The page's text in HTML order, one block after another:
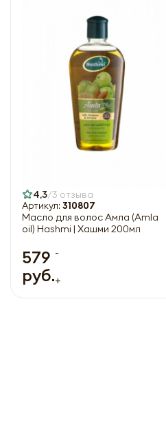
4,3 3 отзыва
Артикул: 310807
Масло для волос Амла (Amla
oil) Hashmi | Хашми 200мл
579
руб.
-
+